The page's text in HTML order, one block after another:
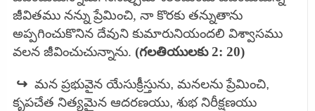
జీవితము నన్ను ప్రేమించి, నా కొరకు తన్నుతాను
అప్పగించుకొనిన దేవుని కుమారునియందలి విశ్వాసము
వలన జీవించుచున్నాను. (గలతియులకు 2: 20)
↪ మన ప్రభువైన యేసుక్రీస్తును, మనలను ప్రేమించి,
కృపచేత నిత్యమైన ఆదరణయు, శుభ నిరీక్షణయు